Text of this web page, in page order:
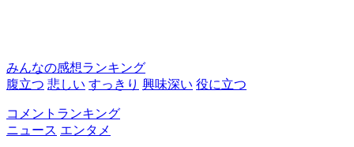
みんなの感想ランキング
腹立つ 悲しい すっきり 興味深い 役に立つ
コメントランキング
ニュース エンタメ